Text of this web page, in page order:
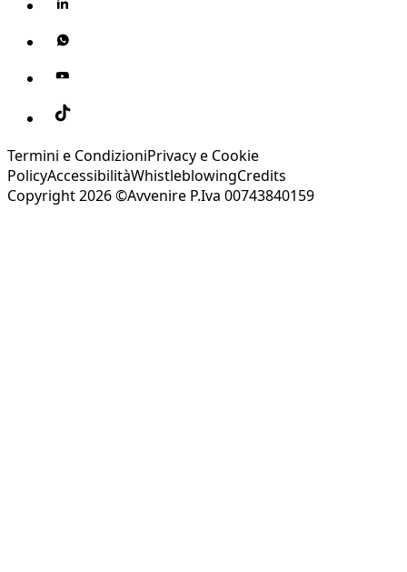
Termini e CondizioniPrivacy e Cookie
PolicyAccessibilitàWhistleblowingCredits
Copyright 2026 ©Avvenire P.Iva 00743840159